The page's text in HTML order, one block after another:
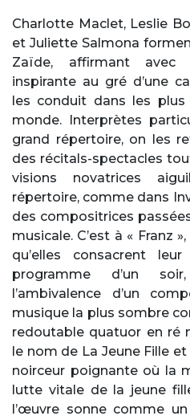
Charlotte Maclet, Leslie
et Juliette Salmona
Zaïde, affirmant avec
inspirante au gré d’une
les conduit dans les plus
monde. Interprètes
grand répertoire, on les
des récitals-spectacles
visions novatrices
répertoire, comme dans
des compositrices
musicale. C’est à « Franz
qu’elles consacrent
programme d’un
l’ambivalence d’un
musique la plus sombre
redoutable quatuor en ré
le nom de La Jeune Fille
noirceur poignante où la
lutte vitale de la jeune
l’œuvre sonne comme